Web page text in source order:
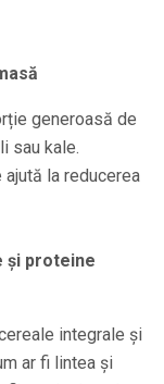
generoasă de
sau kale.
la reducerea
și proteine
integrale și
ar fi lintea și